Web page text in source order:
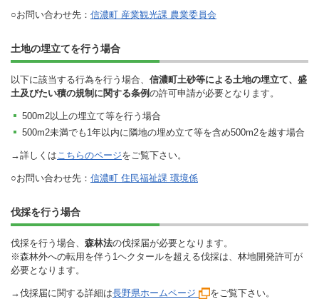
○お問い合わせ先： 信濃町 産業観光課 農業委員会
土地の埋立てを行う場合
以下に該当する行為を行う場合、 信濃町土砂等による土地の埋立て、盛
土及びたい積の規制に関する条例の許可申請が必要となります。
500m2以上の埋立て等を行う場合
500m2未満でも1年以内に隣地の埋め立て等を含め500m2を越す場合
→詳しくは こちらのページをご覧下さい。
○お問い合わせ先： 信濃町 住民福祉課 環境係
伐採を行う場合
伐採を行う場合、 森林法の伐採届が必要となります。
※森林外への転用を伴う1ヘクタールを超える伐採は、林地開発許可が
必要となります。
→伐採届に関する詳細は長野県ホームページ をご覧下さい。